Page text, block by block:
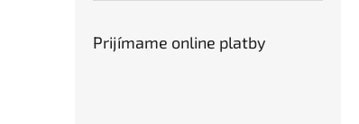
Prijímame online platby